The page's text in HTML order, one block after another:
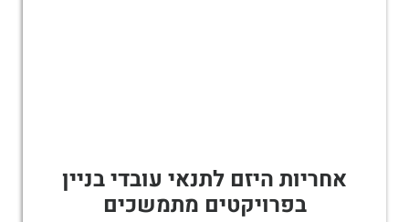
אחריות היזם לתנאי עובדי בניין
בפרויקטים מתמשכים